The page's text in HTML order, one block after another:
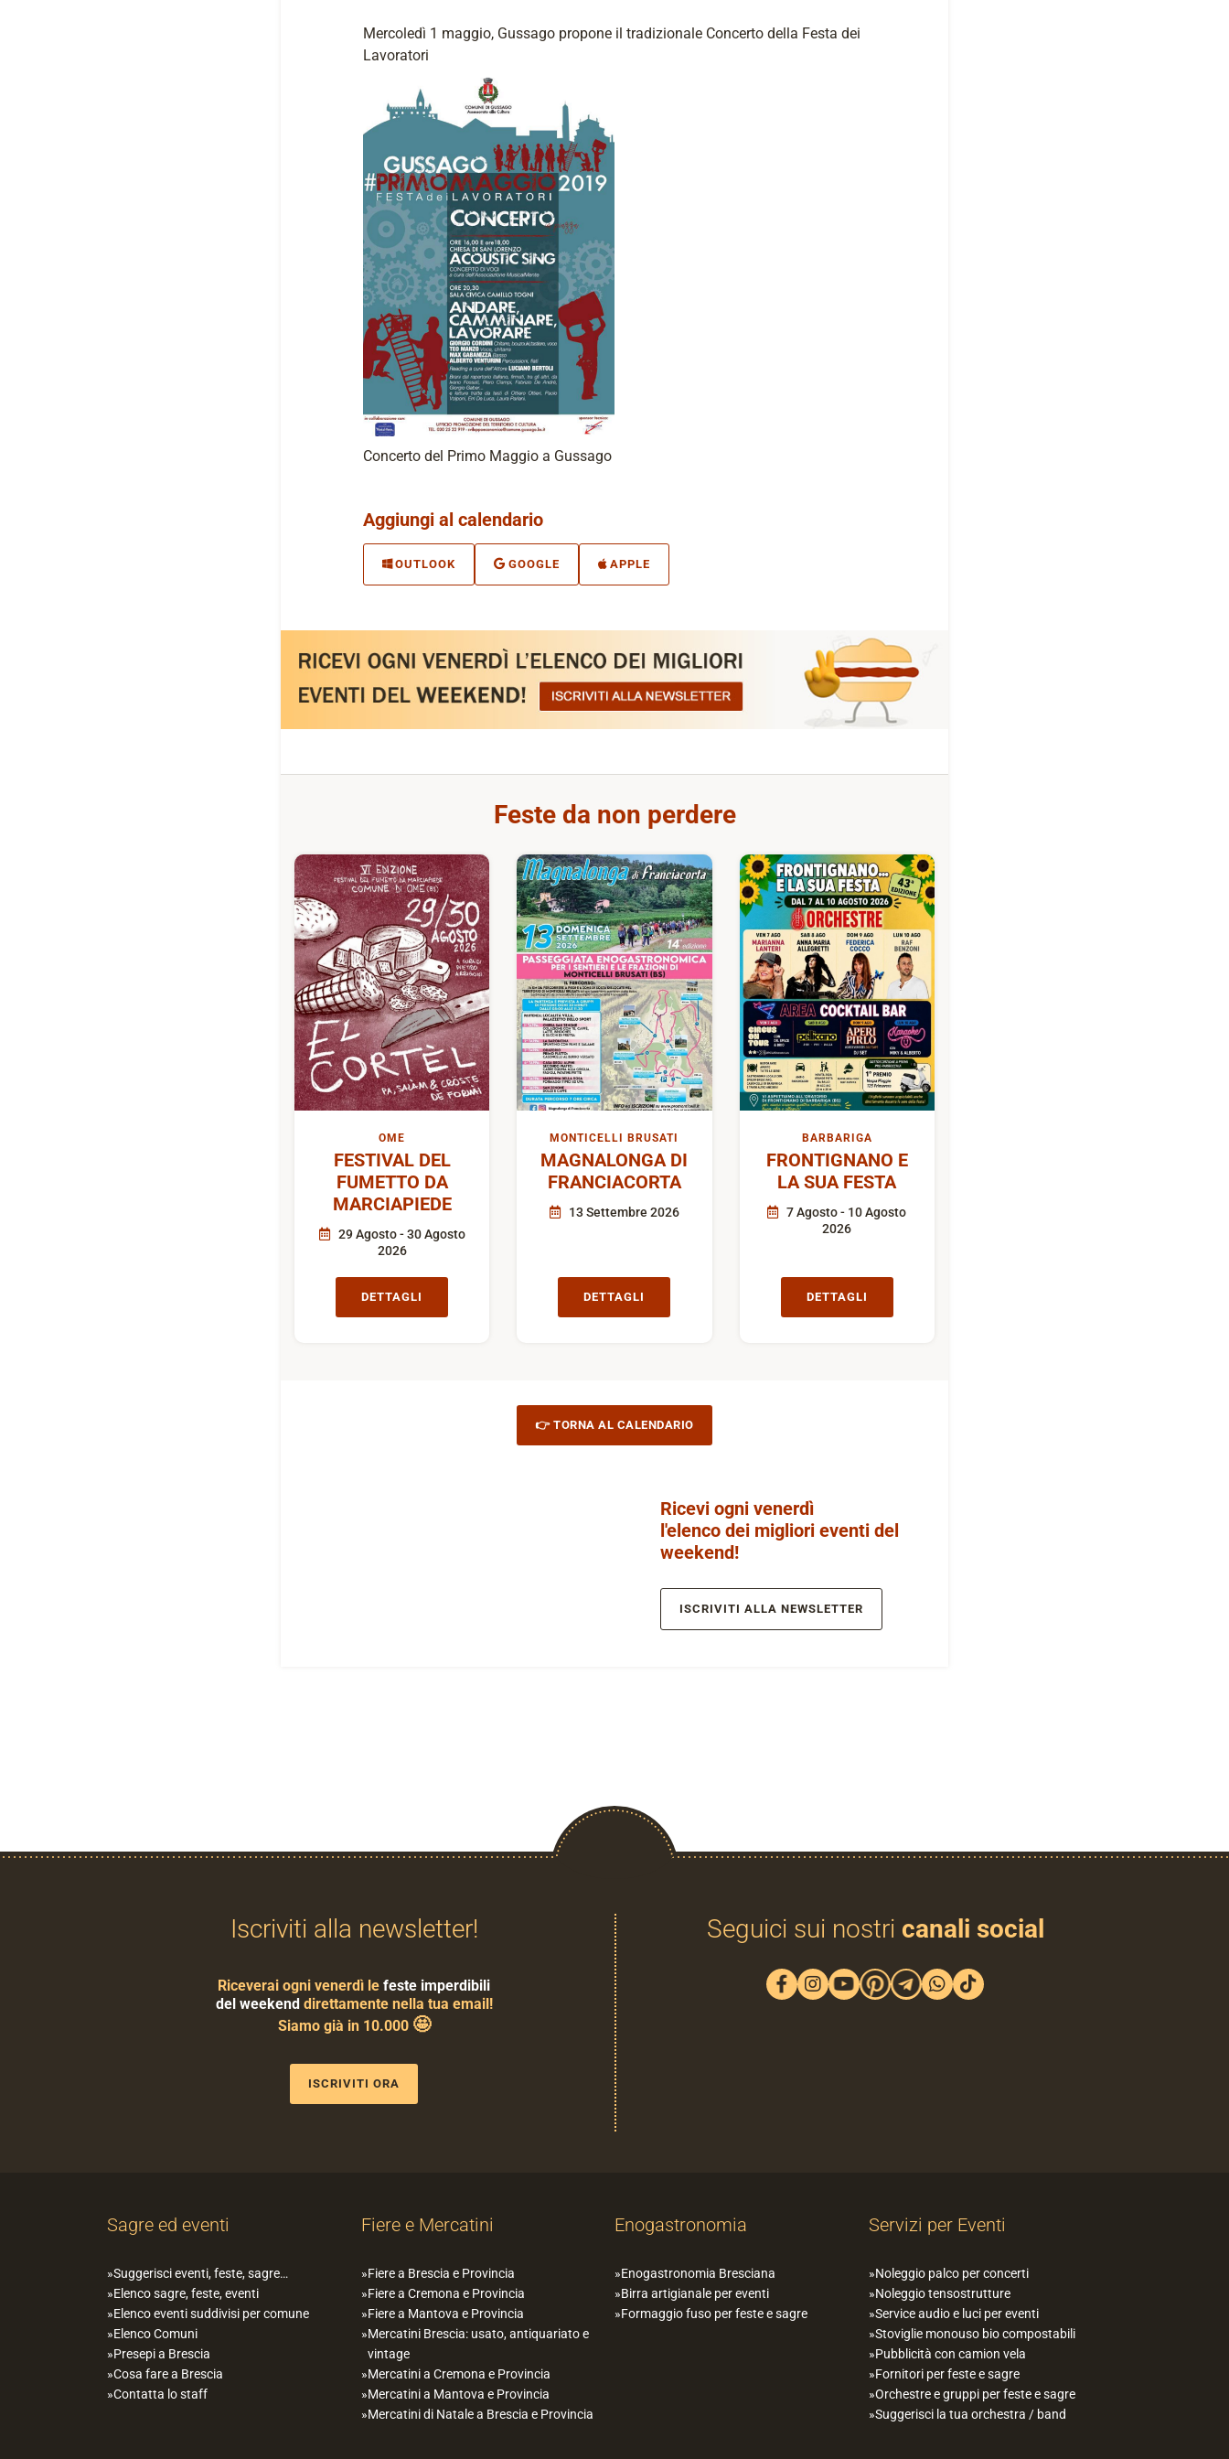
Mercoledì 1 maggio, Gussago propone il tradizionale Concerto della Festa dei
Lavoratori
Concerto del Primo Maggio a Gussago
Aggiungi al calendario
OUTLOOK GOOGLE APPLE
Feste da non perdere
OME
FESTIVAL DEL
FUMETTO DA
MARCIAPIEDE
29 Agosto - 30 Agosto
2026
DETTAGLI
MONTICELLI BRUSATI
MAGNALONGA DI
FRANCIACORTA
13 Settembre 2026
DETTAGLI
BARBARIGA
FRONTIGNANO E
LA SUA FESTA
7 Agosto - 10 Agosto
2026
DETTAGLI
👉 TORNA AL CALENDARIO
Ricevi ogni venerdì
l'elenco dei migliori eventi del
weekend!
ISCRIVITI ALLA NEWSLETTER
Iscriviti alla newsletter!
Riceverai ogni venerdì le feste imperdibili
del weekenddirettamente nella tua email!
Siamo già in 10.000 🤩
ISCRIVITI ORA
Seguici sui nostri canali social
Sagre ed eventi
Suggerisci eventi, feste, sagre…
Elenco sagre, feste, eventi
Elenco eventi suddivisi per comune
Elenco Comuni
Presepi a Brescia
Cosa fare a Brescia
Contatta lo staff
Fiere e Mercatini
Fiere a Brescia e Provincia
Fiere a Cremona e Provincia
Fiere a Mantova e Provincia
Mercatini Brescia: usato, antiquariato e
vintage
Mercatini a Cremona e Provincia
Mercatini a Mantova e Provincia
Mercatini di Natale a Brescia e Provincia
Enogastronomia
Enogastronomia Bresciana
Birra artigianale per eventi
Formaggio fuso per feste e sagre
Servizi per Eventi
Noleggio palco per concerti
Noleggio tensostrutture
Service audio e luci per eventi
Stoviglie monouso bio compostabili
Pubblicità con camion vela
Fornitori per feste e sagre
Orchestre e gruppi per feste e sagre
Suggerisci la tua orchestra / band